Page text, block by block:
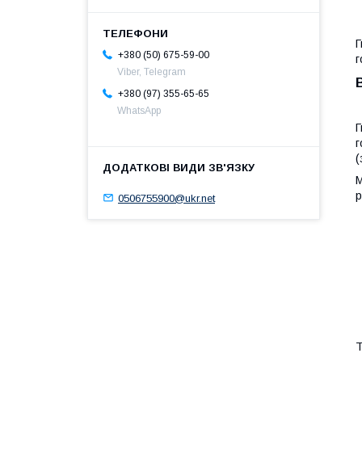
+380 (50) 675-59-00
Viber, Telegram
+380 (97) 355-65-65
WhatsApp
0506755900@ukr.net